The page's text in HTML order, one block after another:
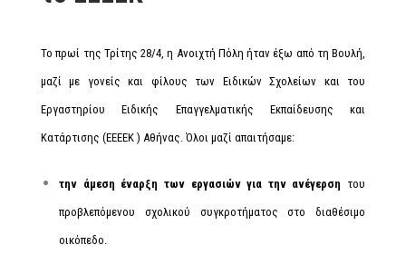
Το πρωί της Τρίτης 28/4, η Ανοιχτή Πόλη ήταν έξω από τη Βουλή,
μαζί με γονείς και φίλους των Ειδικών Σχολείων και του
Εργαστηρίου Ειδικής Επαγγελματικής Εκπαίδευσης και
Κατάρτισης (ΕΕΕΕΚ ) Αθήνας. Όλοι μαζί απαιτήσαμε:
την άμεση έναρξη των εργασιών για την ανέγερση του
προβλεπόμενου σχολικού συγκροτήματος στο διαθέσιμο
οικόπεδο.